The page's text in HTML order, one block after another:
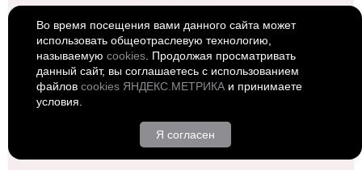
Популярные услуги
Грузоперевозки до 20 тонн
Доставка сборных грузов
Перевозка грузов в торговые сети
Во время посещения вами данного сайта может
использовать общеотраслевую технологию,
называемую cookies . Продолжая просматривать
данный сайт, вы соглашаетесь с использованием
файлов cookies ЯНДЕКС.МЕТРИКА и принимаете
условия.
Я согласен